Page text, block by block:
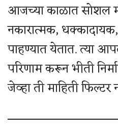
आजच्या काळात सोशल
नकारात्मक,
पाहण्यात येतात. त्या
परिणाम करून भीती
जेव्हा ती माहिती